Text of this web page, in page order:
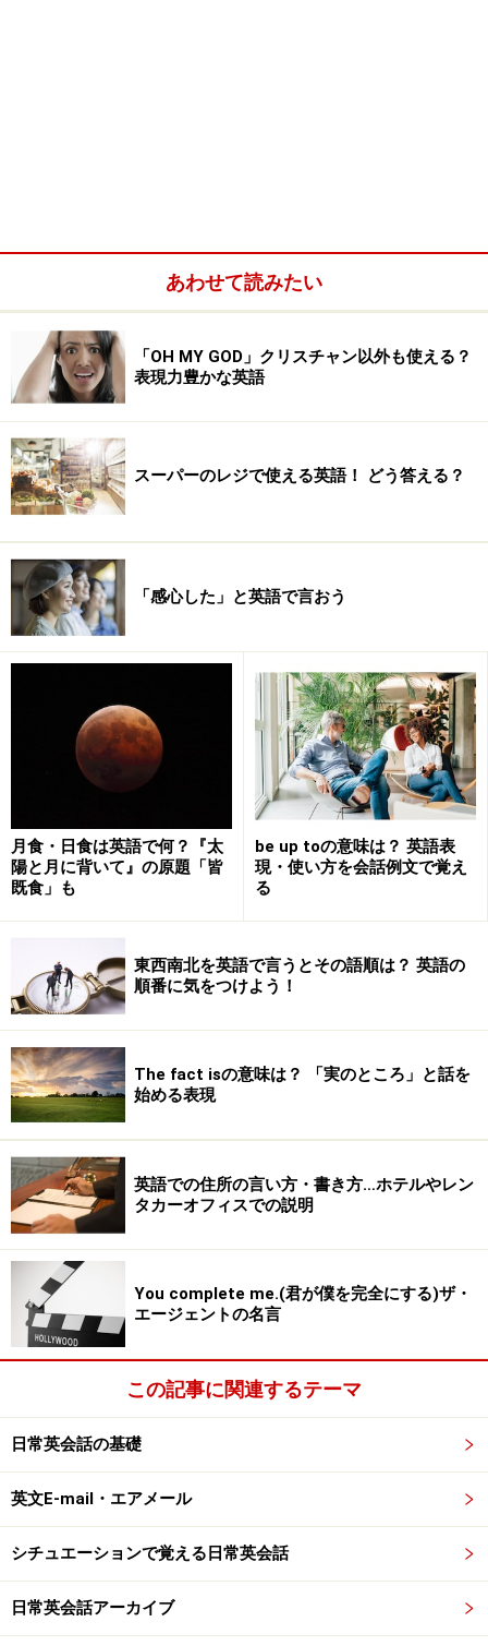
あわせて読みたい
「OH MY GOD」クリスチャン以外も使える？
表現力豊かな英語
スーパーのレジで使える英語！ どう答える？
「感心した」と英語で言おう
月食・日食は英語で何？『太
陽と月に背いて』の原題「皆
既食」も
be up toの意味は？ 英語表
現・使い方を会話例文で覚え
る
東西南北を英語で言うとその語順は？ 英語の
順番に気をつけよう！
The fact isの意味は？ 「実のところ」と話を
始める表現
英語での住所の言い方・書き方…ホテルやレン
タカーオフィスでの説明
You complete me.(君が僕を完全にする)ザ・
エージェントの名言
この記事に関連するテーマ
日常英会話の基礎
英文E-mail・エアメール
シチュエーションで覚える日常英会話
日常英会話アーカイブ